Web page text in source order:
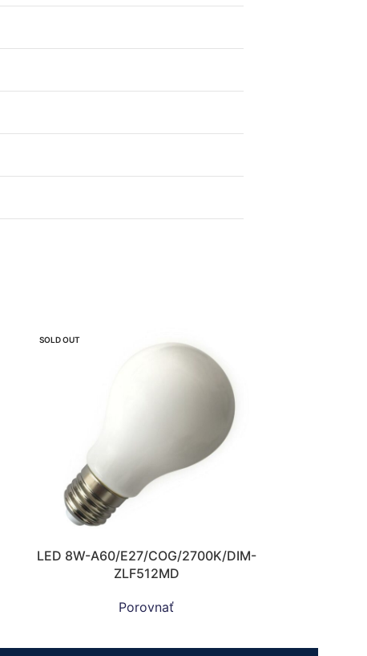
SOLD OUT
LED 8W-A60/E27/COG/2700K/DIM-
ZLF512MD
Porovnať